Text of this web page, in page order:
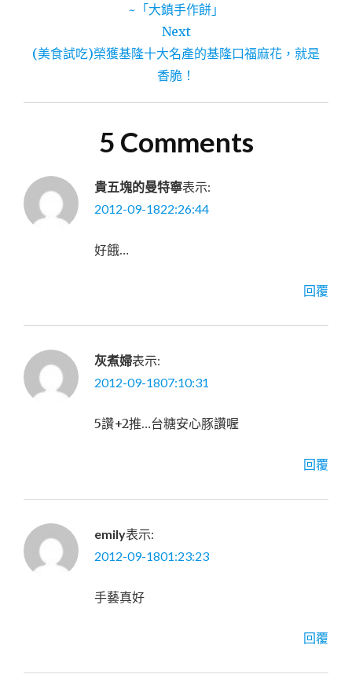
覽
~「大鎮手作餅」
Next
(美食試吃)榮獲基隆十大名產的基隆口福麻花，就是
香脆！
5 Comments
貴五塊的曼特寧表示:
2012-09-1822:26:44
好餓…
回覆
灰煮婦表示:
2012-09-1807:10:31
5讚+2推…台糖安心豚讚喔
回覆
emily表示:
2012-09-1801:23:23
手藝真好
回覆